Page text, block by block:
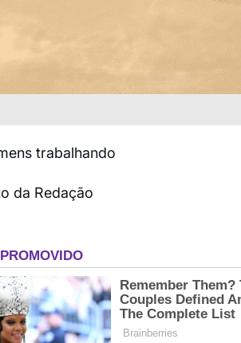
trabalhando
da Redação